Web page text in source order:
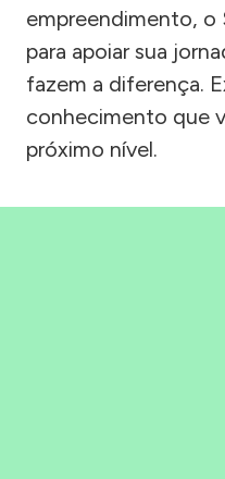
empreendimento, o
para apoiar sua
fazem a diferença.
conhecimento que
próximo nível.